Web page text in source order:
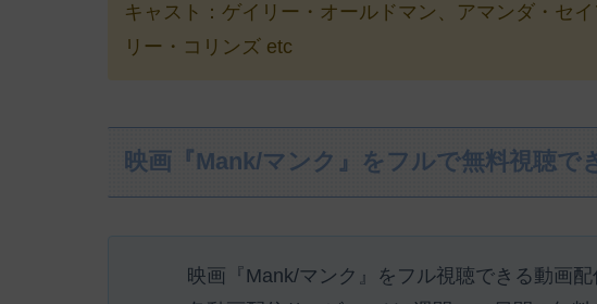
キャスト：ゲイリー・オールドマン、アマンダ・セ
リー・コリンズ etc
映画『Mank/マンク』をフルで無料視聴で
映画『Mank/マンク』をフル視聴できる動画